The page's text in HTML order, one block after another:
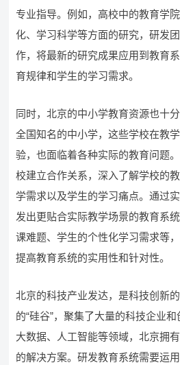
专业指导。例如，高校中的教育学
化、学习科学等方面的研究，研发
作，将最新的研究成果应用到教育
育规律和学生的学习需求。
同时，北京的中小学教育资源也十
全国知名的中小学，这些学校在教
验，也面临着各种实际的教育问题
校建立合作关系，深入了解学校的
学需求以及学生的学习痛点。通过
发出更贴合实际教学场景的教育系
课难题、学生的个性化学习需求等
提高教育系统的实用性和针对性。
北京的科技产业发达，是科技创新
的“硅谷”，聚集了大量的科技企业和
大数据、人工智能等领域，北京拥
的解决方案。研发教育系统需要运